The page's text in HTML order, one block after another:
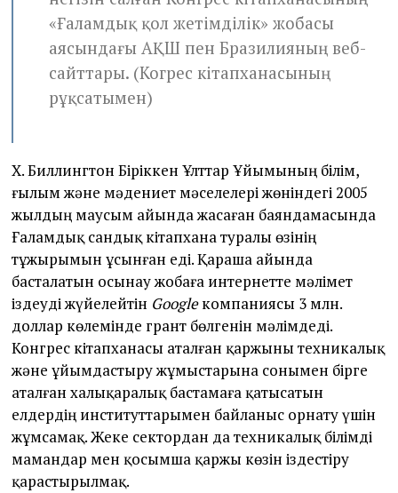
«Ғаламдық қол жетімділік» жобасы
аясындағы АҚШ пен Бразилияның веб-
сайттары. (Когрес кітапханасының
рұқсатымен)
Х. Биллингтон Біріккен Ұлттар Ұйымының білім,
ғылым және мәдениет мәселелері жөніндегі 2005
жылдың маусым айында жасаған баяндамасында
Ғаламдық сандық кітапхана туралы өзінің
тұжырымын ұсынған еді. Қараша айында
басталатын осынау жобаға интернетте мәлімет
іздеуді жүйелейтін Googleкомпаниясы 3 млн.
доллар көлемінде грант бөлгенін мәлімдеді.
Конгрес кітапханасы аталған қаржыны техникалық
және ұйымдастыру жұмыстарына сонымен бірге
аталған халықаралық бастамаға қатысатын
елдердің институттарымен байланыс орнату үшін
жұмсамақ. Жеке сектордан да техникалық білімді
мамандар мен қосымша қаржы көзін іздестіру
қарастырылмақ.